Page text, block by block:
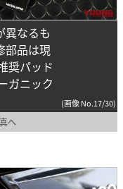
異なるも
部品は現
奨パッド
ガニック
(画像 No.17/30)
へ